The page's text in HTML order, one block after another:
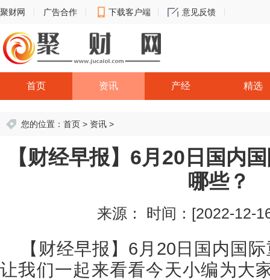
聚财网 广告合作 下载客户端 意见反馈
首页 资讯 产经 精选
您的位置： 首页 > 资讯 >
【财经早报】6月20日国内
哪些？
来源： 时间：[2022-12-
【财经早报】6月20日国内国
让我们一起来看看今天小编为大